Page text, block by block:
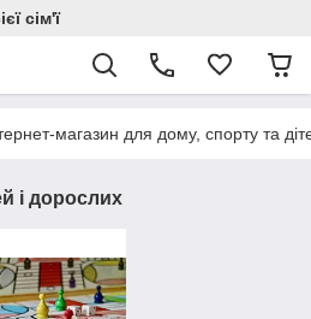
сім'ї
магазин для дому, спорту та
і дорослих